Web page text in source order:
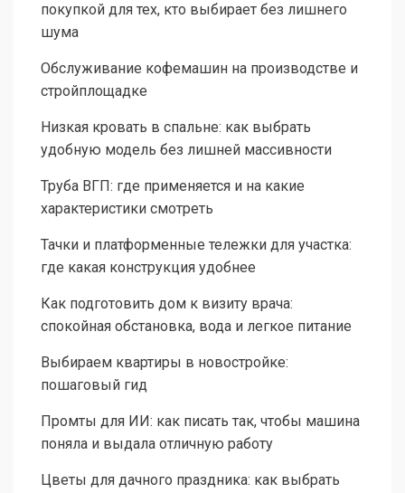
покупкой для тех, кто выбирает без лишнего
шума
Обслуживание кофемашин на производстве и
стройплощадке
Низкая кровать в спальне: как выбрать
удобную модель без лишней массивности
Труба ВГП: где применяется и на какие
характеристики смотреть
Тачки и платформенные тележки для участка:
где какая конструкция удобнее
Как подготовить дом к визиту врача:
спокойная обстановка, вода и легкое питание
Выбираем квартиры в новостройке:
пошаговый гид
Промты для ИИ: как писать так, чтобы машина
поняла и выдала отличную работу
Цветы для дачного праздника: как выбрать